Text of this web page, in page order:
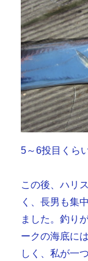
5～6投目くら
この後、ハリ
く、長男も集
ました。釣り
ークの海底に
しく、私が一